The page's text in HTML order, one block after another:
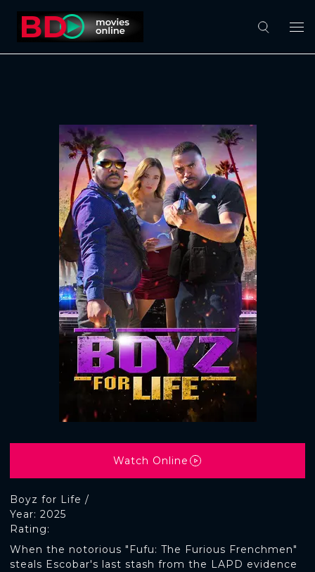
Boyz for Life /
Rating:
Year: 2025
When the notorious "Fufu: The Furious Frenchmen"
steals Escobar's last stash from the LAPD evidence
Watch Online